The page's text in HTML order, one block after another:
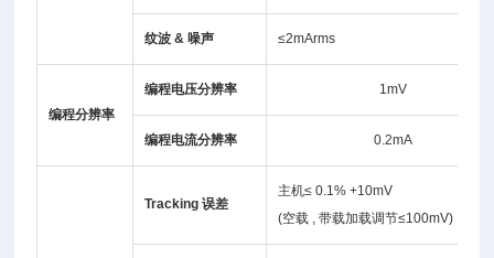
纹波 &噪声 ≤2mArms
编程分辨率
编程电压分辨率 1mV
编程电流分辨率 0.2mA
Tracking误差
主机≤ 0.1% +10mV
(空载 , 带载加载调节≤100mV)